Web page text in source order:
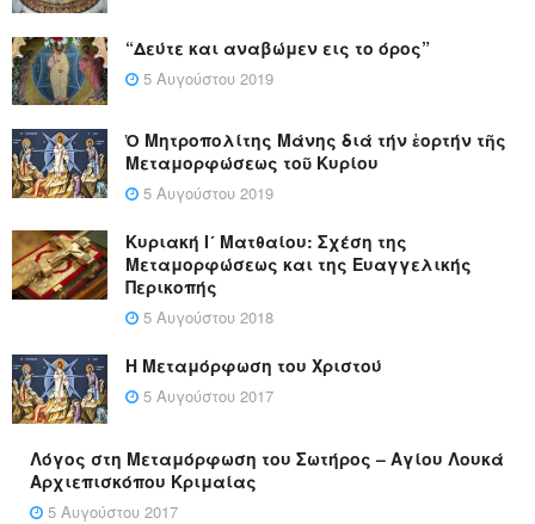
“Δεύτε και αναβώμεν εις το όρος”
5 Αυγούστου 2019
Ὁ Μητροπολίτης Μάνης διά τήν ἑορτήν τῆς
Μεταμορφώσεως τοῦ Κυρίου
5 Αυγούστου 2019
Κυριακή Ι´ Ματθαίου: Σχέση της
Μεταμορφώσεως και της Ευαγγελικής
Περικοπής
5 Αυγούστου 2018
Η Μεταμόρφωση του Χριστού
5 Αυγούστου 2017
Λόγος στη Μεταμόρφωση του Σωτήρος – Αγίου Λουκά
Αρχιεπισκόπου Κριμαίας
5 Αυγούστου 2017